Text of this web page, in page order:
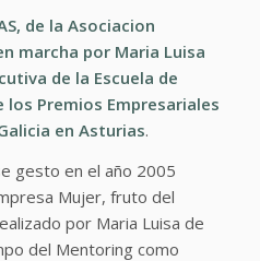
de la Asociacion
marcha por Maria Luisa
de la Escuela de
Premios Empresariales
en Asturias.
gesto en el año 2005
Mujer, fruto del
por Maria Luisa de
del Mentoring como